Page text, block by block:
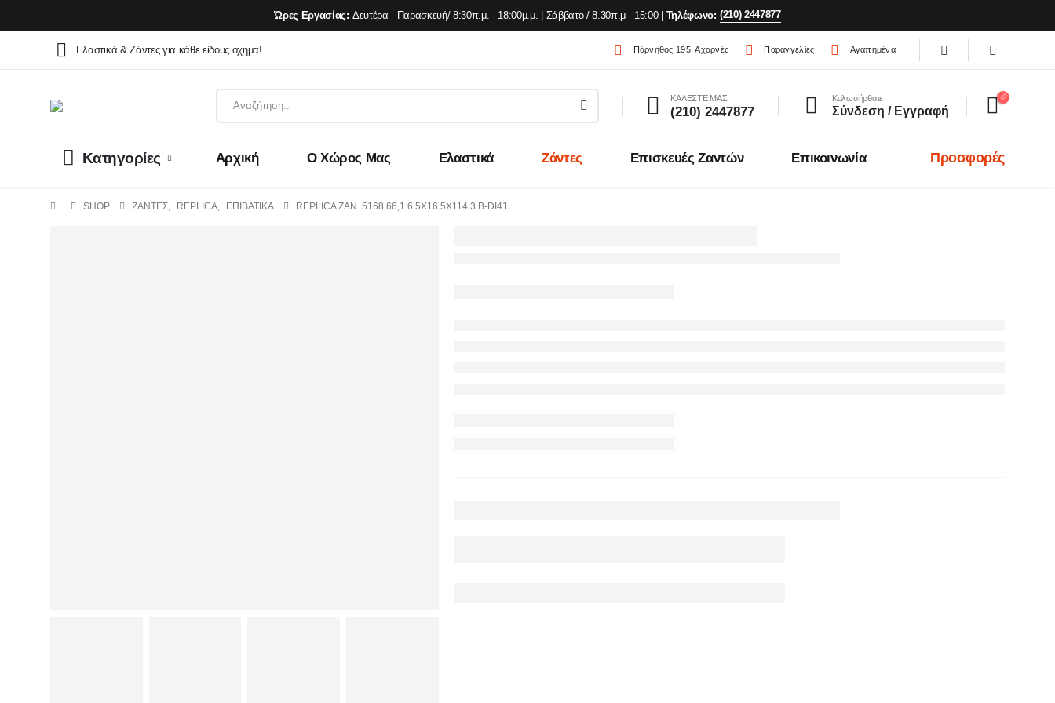
Ώρες Εργασίας: Δευτέρα - Παρασκευή/ 8:30π.μ. - 18:00μ.μ. | Σάββατο / 8.30π.μ - 15:00 | Τηλέφωνο: (210) 2447877
Ελαστικά & Ζάντες για κάθε είδους όχημα! Πάρνηθος 195, Αχαρνές Παραγγελίες Αγαπημένα
ΚΑΛΕΣΤΕ ΜΑΣ
(210) 2447877
Καλωσήρθατε
Σύνδεση / Εγγραφή
Κατηγορίες Αρχική Ο Χώρος Μας Ελαστικά Ζάντες Επισκευές Ζαντών Επικοινωνία Προσφορές
SHOP ΖΆΝΤΕΣ, REPLICA, ΕΠΙΒΑΤΙΚΑ REPLICA ZAN. 5168 66,1 6.5X16 5X114.3 B-DI41